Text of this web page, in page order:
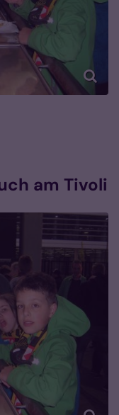
am Tivoli